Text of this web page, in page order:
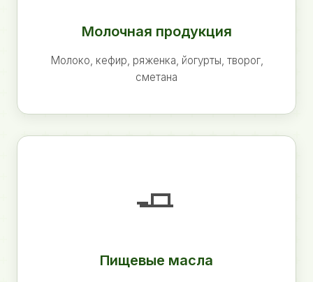
Молочная продукция
Молоко, кефир, ряженка, йогурты, творог,
сметана
🧈
Пищевые масла